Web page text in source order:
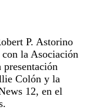
P. Astorino
la Asociación
Colón y la
12, en el